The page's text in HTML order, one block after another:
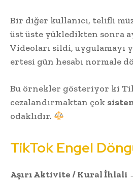
Bir diğer kullanıcı, telifli
üst üste yükledikten sonra
Videoları sildi, uygulamayı
ertesi gün hesabı normale
Bu örnekler gösteriyor ki
cezalandırmaktan çok
odaklıdır.
TikTok Engel
Aşırı Aktivite / Kural İhlali